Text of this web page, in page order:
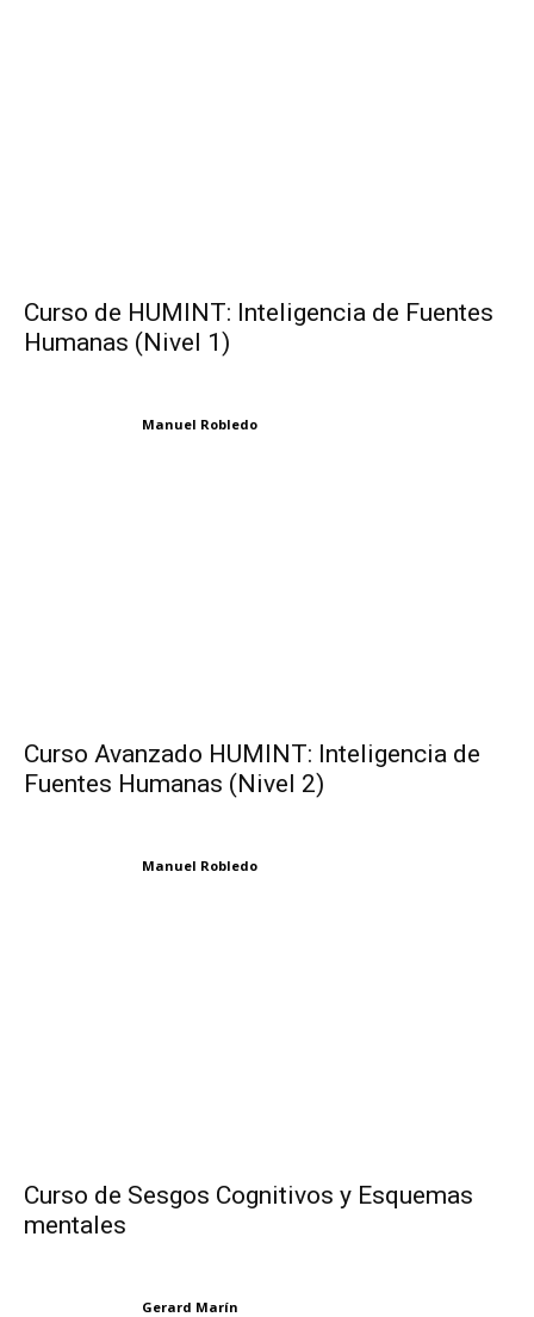
Curso de HUMINT: Inteligencia de Fuentes
Humanas (Nivel 1)
Manuel Robledo
Curso Avanzado HUMINT: Inteligencia de
Fuentes Humanas (Nivel 2)
Manuel Robledo
Curso de Sesgos Cognitivos y Esquemas
mentales
Gerard Marín